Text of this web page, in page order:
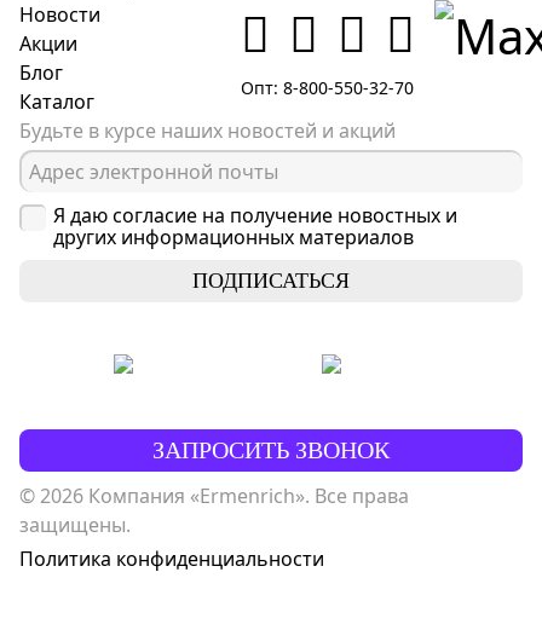
Новости
Акции
Блог
Каталог
Опт: 8-800-550-32-70
Будьте в курсе наших новостей и акций
Я даю согласие на получение новостных и
других информационных материалов
ПОДПИСАТЬСЯ
ЗАПРОСИТЬ ЗВОНОК
© 2026 Компания «Ermenrich». Все права
защищены.
Политика конфиденциальности